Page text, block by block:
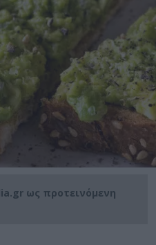
ως προτεινόμενη